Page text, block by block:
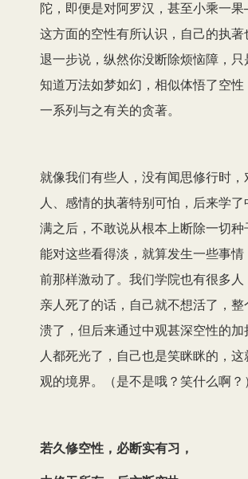
陀，即便是对阿罗汉，甚至小乘一
这方面的空性有所认识，自己的执著
退一步说，纵然你没断除烦恼障，只
知道万法如梦如幻，相似体悟了空性
一系列与之有关的贪著。
就像我们有些人，没有闻思修行时，
人、感情的执著特别可怕，后来学
满之后，不敢说从根本上断除一切种
能对这些看得淡，就算发生一些事情
前那样激动了。我们学院也有很多
亲人死了的话，自己就不想活了，
溃了，但后来通过中观甚深空性的加
人都死光了，自己也是笑眯眯的，这
观的境界。（是不是哦？笑什么啊？）
若久修空性，必断实有习，